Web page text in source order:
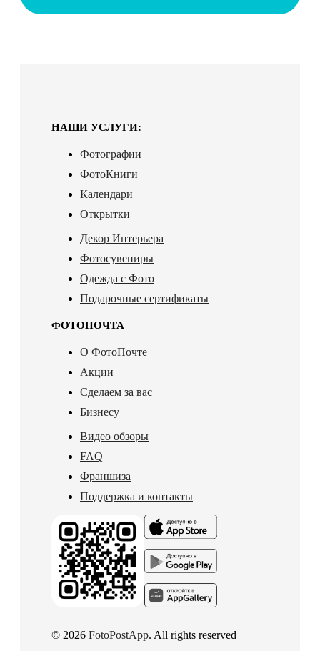
НАШИ УСЛУГИ:
Фотографии
ФотоКниги
Календари
Открытки
Декор Интерьера
Фотосувениры
Одежда с Фото
Подарочные сертификаты
ФОТОПОЧТА
О ФотоПочте
Акции
Сделаем за вас
Бизнесу
Видео обзоры
FAQ
Франшиза
Поддержка и контакты
© 2026 FotoPostApp. All rights reserved